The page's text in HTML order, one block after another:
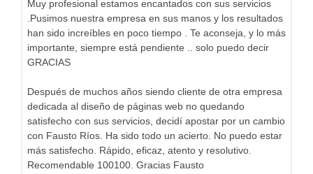
Muy profesional estamos encantados con sus servicios
.Pusimos nuestra empresa en sus manos y los resultados
han sido increíbles en poco tiempo . Te aconseja, y lo más
importante, siempre está pendiente .. solo puedo decir
GRACIAS
Después de muchos años siendo cliente de otra empresa
dedicada al diseño de páginas web no quedando
satisfecho con sus servicios, decidí apostar por un cambio
con Fausto Ríos. Ha sido todo un acierto. No puedo estar
más satisfecho. Rápido, eficaz, atento y resolutivo.
Recomendable 100100. Gracias Fausto